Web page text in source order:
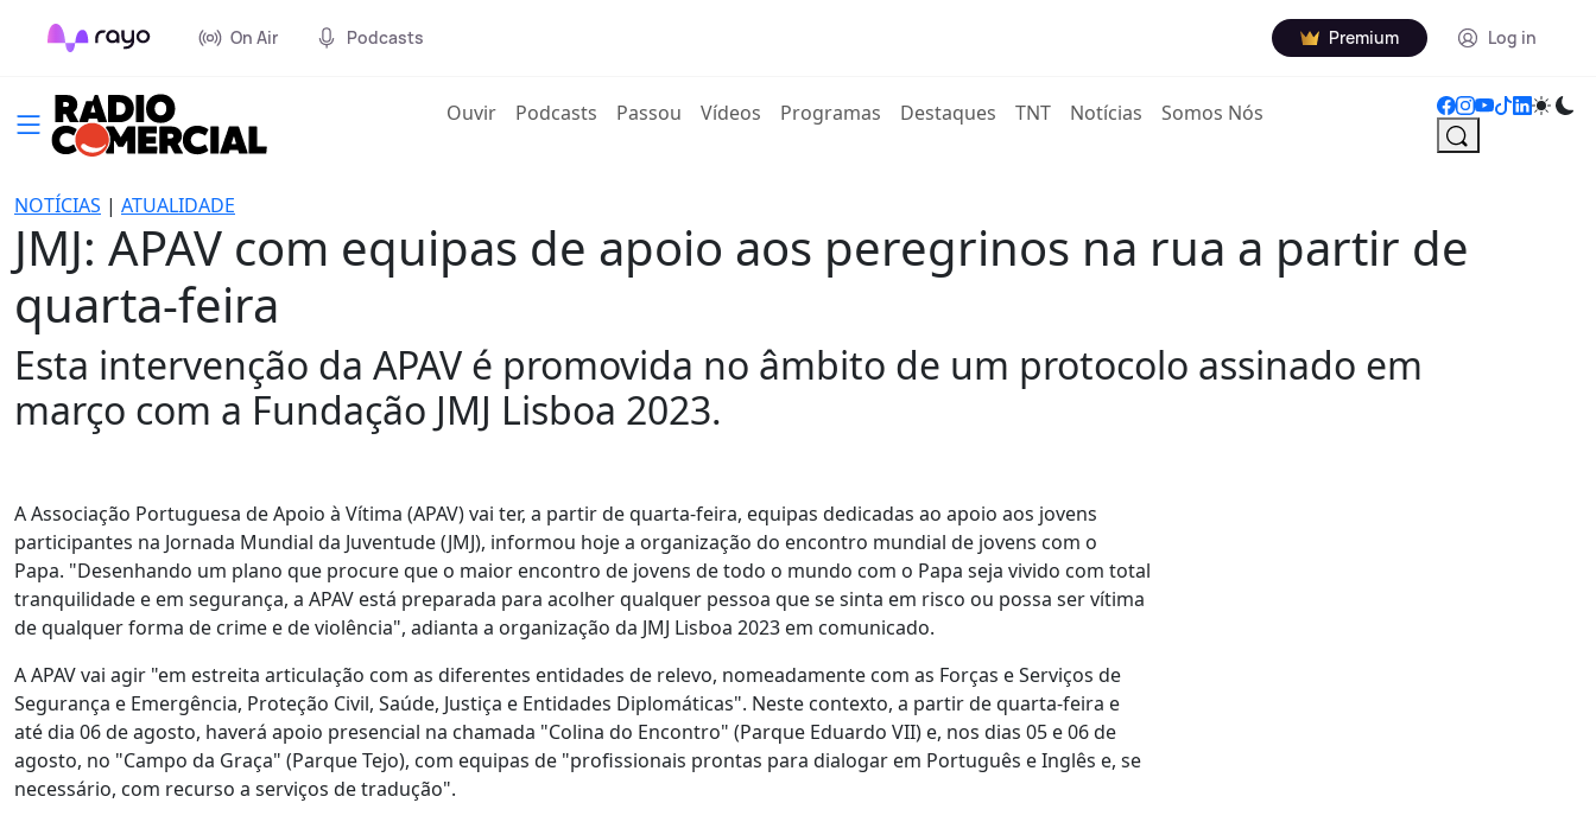
On Air Podcasts Premium Log in
Ouvir(current)
Podcasts Passou Vídeos Programas Destaques TNT Notícias Somos Nós
NOTÍCIAS | ATUALIDADE
JMJ: APAV com equipas de apoio aos peregrinos na rua a partir de
quarta-feira
Esta intervenção da APAV é promovida no âmbito de um protocolo assinado em
março com a Fundação JMJ Lisboa 2023.
A Associação Portuguesa de Apoio à Vítima (APAV) vai ter, a partir de quarta-feira, equipas dedicadas ao apoio aos jovens
participantes na Jornada Mundial da Juventude (JMJ), informou hoje a organização do encontro mundial de jovens com o
Papa. "Desenhando um plano que procure que o maior encontro de jovens de todo o mundo com o Papa seja vivido com total
tranquilidade e em segurança, a APAV está preparada para acolher qualquer pessoa que se sinta em risco ou possa ser vítima
de qualquer forma de crime e de violência", adianta a organização da JMJ Lisboa 2023 em comunicado.
A APAV vai agir "em estreita articulação com as diferentes entidades de relevo, nomeadamente com as Forças e Serviços de
Segurança e Emergência, Proteção Civil, Saúde, Justiça e Entidades Diplomáticas". Neste contexto, a partir de quarta-feira e
até dia 06 de agosto, haverá apoio presencial na chamada "Colina do Encontro" (Parque Eduardo VII) e, nos dias 05 e 06 de
agosto, no "Campo da Graça" (Parque Tejo), com equipas de "profissionais prontas para dialogar em Português e Inglês e, se
necessário, com recurso a serviços de tradução".